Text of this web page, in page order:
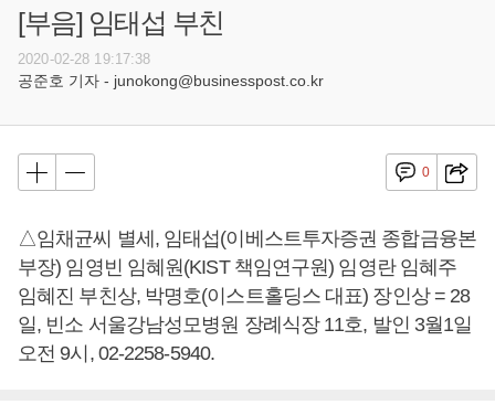
[부음] 임태섭 부친
2020-02-28 19:17:38
공준호 기자 - junokong@businesspost.co.kr
0
△임채균씨 별세, 임태섭(이베스트투자증권 종합금융본
부장) 임영빈 임혜원(KIST 책임연구원) 임영란 임혜주
임혜진 부친상, 박명호(이스트홀딩스 대표) 장인상 = 28
일, 빈소 서울강남성모병원 장례식장 11호, 발인 3월1일
오전 9시, 02-2258-5940.